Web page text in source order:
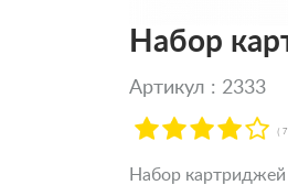
Набор
Артикул : 2333
( 7
Набор